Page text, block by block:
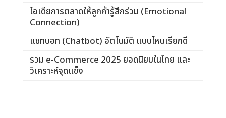
ไอเดียการตลาดให้ลูกค้ารู้สึกร่วม (Emotional
Connection)
แชทบอท (Chatbot) อัตโนมัติ แบบไหนเรียกดี
รวม e-Commerce 2025 ยอดนิยมในไทย และ
วิเคราะห์จุดแข็ง